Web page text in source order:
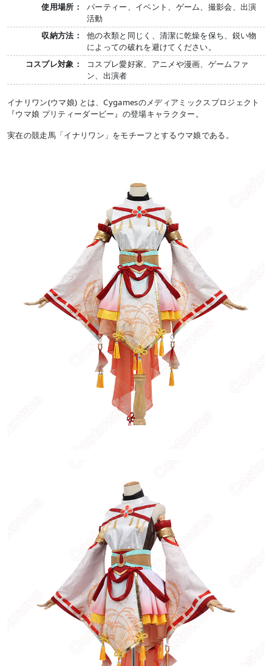
使用場所：
パーティー、イベント、ゲーム、撮影会、出演
活動
収納方法：
他の衣類と同じく、清潔に乾燥を保ち、鋭い物
によっての破れを避けてください。
コスプレ対象：
コスプレ愛好家、アニメや漫画、ゲームファ
ン、出演者
イナリワン(ウマ娘) とは、Cygamesのメディアミックスプロジェクト
『ウマ娘 プリティーダービー』の登場キャラクター。
実在の競走馬「イナリワン」をモチーフとするウマ娘である。